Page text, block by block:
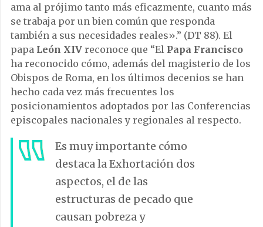
ama al prójimo tanto más eficazmente, cuanto más
se trabaja por un bien común que responda
también a sus necesidades reales».” (DT 88). El
papa León XIV reconoce que “El Papa Francisco
ha reconocido cómo, además del magisterio de los
Obispos de Roma, en los últimos decenios se han
hecho cada vez más frecuentes los
posicionamientos adoptados por las Conferencias
episcopales nacionales y regionales al respecto.
Es muy importante cómo
destaca la Exhortación dos
aspectos, el de las
estructuras de pecado que
causan pobreza y